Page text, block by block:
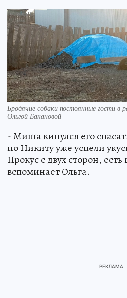
Бродячие собаки постоянные гости в
Ольгой Бакановой
- Миша кинулся его
но Никиту уже успели
Прокус с двух сторон,
вспоминает Ольга.